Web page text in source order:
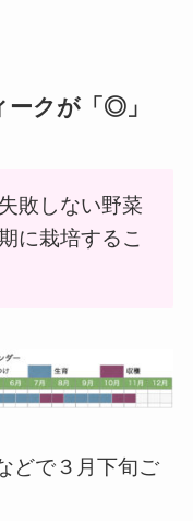
クが「◎」
敗しない野菜
に栽培するこ
どで３月下旬ご